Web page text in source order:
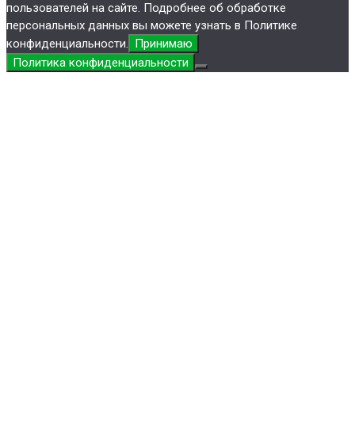
пользователей на сайте. Подробнее об обработке
персональных данных вы можете узнать в Политике
конфиденциальности. Принимаю
Политика конфиденциальности